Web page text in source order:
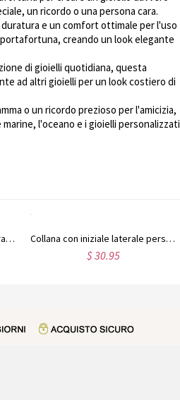
un ricordo o una persona cara.
e un comfort ottimale per l'uso
creando un look elegante
di gioielli quotidiana, questa
ad altri gioielli per un look costiero di
o un ricordo prezioso per l'amicizia,
l'oceano e i gioielli personalizzati
Collana con barre laterali finitura incisa con pietre preziose in argento sterling Collana con iniziale laterale personalizzata, regali per la festa della mamma, per la mamma, per lei
$ 30.95